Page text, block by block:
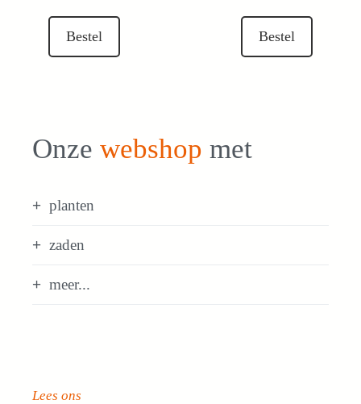
was:
Bestel
was:
Bestel
Onze webshop met
planten
zaden
meer...
Lees ons